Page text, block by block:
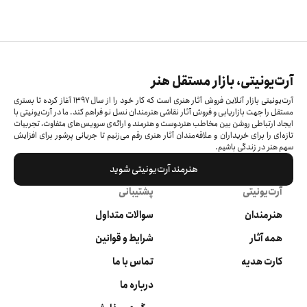
آرت‌یونیتی، بازار مستقل هنر
آرت‌یونیتی بازار آنلاین فروش آثار هنری است که کار خود را از سال ۱۳۹۷ آغاز کرده‌ تا بستری
مستقل را جهت بازاریابی و فروش آثار نقاشی هنرمندان نسل نو فراهم کند. ما در آرت‌یونیتی با
ایجاد ارتباطی روشن بین مخاطب هنردوست و هنرمند و ارائه‌ی سرویس‌های متفاوت، تجربیات
تازه‌ای را برای خریداران و علاقه‌مندان آثار هنری رقم می‌زنیم تا جریانی پرشور برای افزایش
سهم هنر در زندگی باشیم.
هنرمند آرت‌یونیتی شوید
آرت‌یونیتی
هنرمندان
همه آثار
کارت هدیه
پشتیبانی
سوالات متداول
شرایط و قوانین
تماس با ما
درباره ما